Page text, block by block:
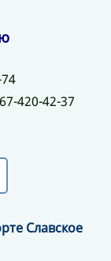
420-42-37
Славское